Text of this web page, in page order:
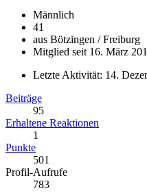
Männlich
41
aus Bötzingen / Freiburg
Mitglied seit 16. März
Letzte Aktivität: 14.
Beiträge
95
Erhaltene Reaktionen
1
Punkte
501
Profil-Aufrufe
783